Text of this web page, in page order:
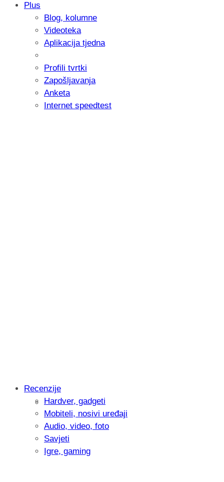
Samsung otkrio kako je nastajala
donijelo tanje i izdržljivije preklopne
Plus
Blog, kolumne
Videoteka
Aplikacija tjedna
Profili tvrtki
Zapošljavanja
Anketa
Internet speedtest
Intervju: Goran Jović, fotograf -
Recenzije
Hardver, gadgeti
Mobiteli, nosivi uređaji
Audio, video, foto
Savjeti
Igre, gaming